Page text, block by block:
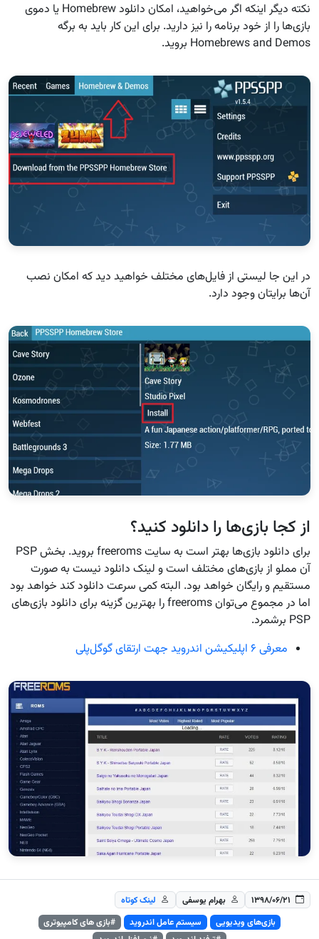
نکته دیگر اینکه اگر می‌خواهید، امکان دانلود Homebrew یا دموی
بازی‌ها را از خود برنامه را نیز دارید. برای این کار باید به برگه
Homebrews and Demos بروید.
در این جا لیستی از فایل‌های مختلف خواهید دید که امکان نصب
آن‌ها برایتان وجود دارد.
از کجا بازی‌ها را دانلود کنید؟
برای دانلود بازی‌ها بهتر است به سایت freeroms بروید. بخش PSP
آن مملو از بازی‌های مختلف است و لینک دانلود نیست به صورت
مستقیم و رایگان خواهد بود. البته کمی سرعت دانلود کند خواهد بود
اما در مجموع می‌توان freeroms را بهترین گزینه برای دانلود بازی‌های
PSP برشمرد.
معرفی ۶ اپلیکیشن اندروید جهت ارتقای گوگل‌پلی
۱۳۹۸/۰۶/۲۱ بهرام یوسفی
لینک کوتاه
بازی‌های ویدیویی
سیستم عامل اندروید
#بازی های کامپیوتری